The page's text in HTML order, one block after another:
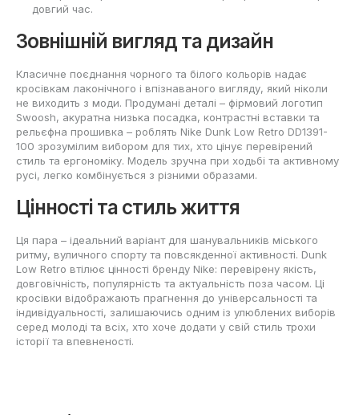
довгий час.
Зовнішній вигляд та дизайн
Класичне поєднання чорного та білого кольорів надає
кросівкам лаконічного і впізнаваного вигляду, який ніколи
не виходить з моди. Продумані деталі – фірмовий логотип
Swoosh, акуратна низька посадка, контрастні вставки та
рельєфна прошивка – роблять Nike Dunk Low Retro DD1391-
100 зрозумілим вибором для тих, хто цінує перевірений
стиль та ергономіку. Модель зручна при ходьбі та активному
русі, легко комбінується з різними образами.
Цінності та стиль життя
Ця пара – ідеальний варіант для шанувальників міського
ритму, вуличного спорту та повсякденної активності. Dunk
Low Retro втілює цінності бренду Nike: перевірену якість,
довговічність, популярність та актуальність поза часом. Ці
кросівки відображають прагнення до універсальності та
індивідуальності, залишаючись одним із улюблених виборів
серед молоді та всіх, хто хоче додати у свій стиль трохи
історії та впевненості.